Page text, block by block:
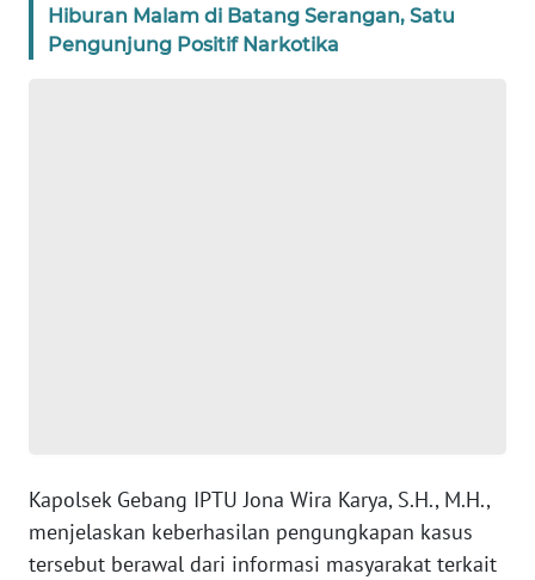
Hiburan Malam di Batang Serangan, Satu
Pengunjung Positif Narkotika
Kapolsek Gebang IPTU Jona Wira Karya, S.H., M.H.,
menjelaskan keberhasilan pengungkapan kasus
tersebut berawal dari informasi masyarakat terkait
WN
RIAU
SULTENG
WN